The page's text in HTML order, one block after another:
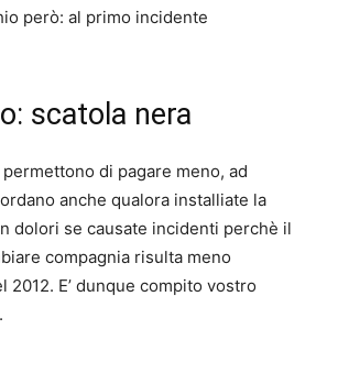
però: al primo incidente
scatola nera
di pagare meno, ad
anche qualora installiate la
dolori se causate incidenti perchè il
compagnia risulta meno
2012. E’ dunque compito vostro